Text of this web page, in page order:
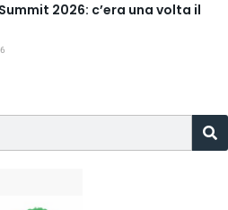
2026: c’era una volta il